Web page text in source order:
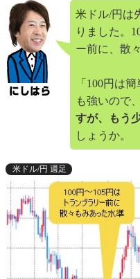
米ドル/円は
りました。
ー前に、散
「100円は
も強いので、
すが、もう
しょうか。
米ドル/円 週足